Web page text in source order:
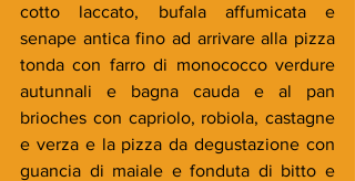
cotto laccato, bufala affumicata e
senape antica fino ad arrivare alla pizza
tonda con farro di monococco verdure
autunnali e bagna cauda e al pan
brioches con capriolo, robiola, castagne
e verza e la pizza da degustazione con
guancia di maiale e fonduta di bitto e